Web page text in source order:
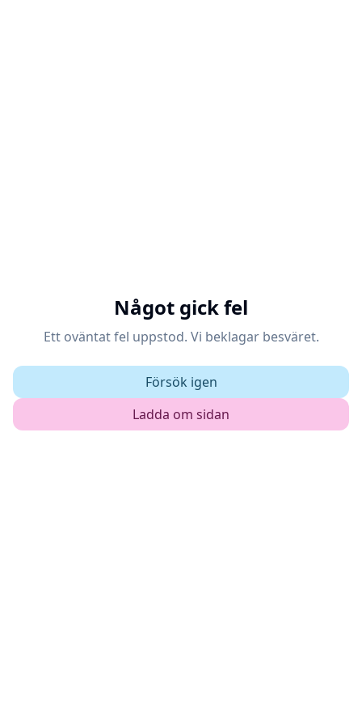
Något gick fel
Ett oväntat fel uppstod. Vi beklagar besväret.
Försök igen
Ladda om sidan